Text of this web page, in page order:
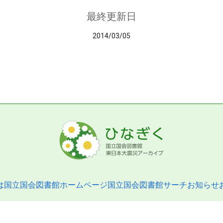
最終更新日
2014/03/05
国立国会図書館ホームページ国立国会図書館サーチお知らせ